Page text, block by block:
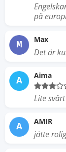
på
M Max
Det är
A Aima
Lite
A AMIR
jätte